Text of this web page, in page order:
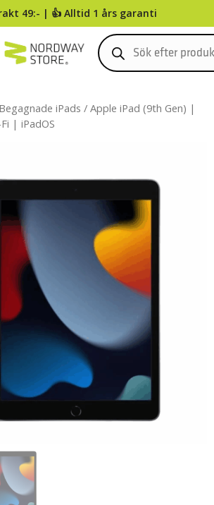
49:- | 👍 Alltid 1 års garanti
0
Begagnade iPads / Apple iPad (9th Gen) |
| iPadOS